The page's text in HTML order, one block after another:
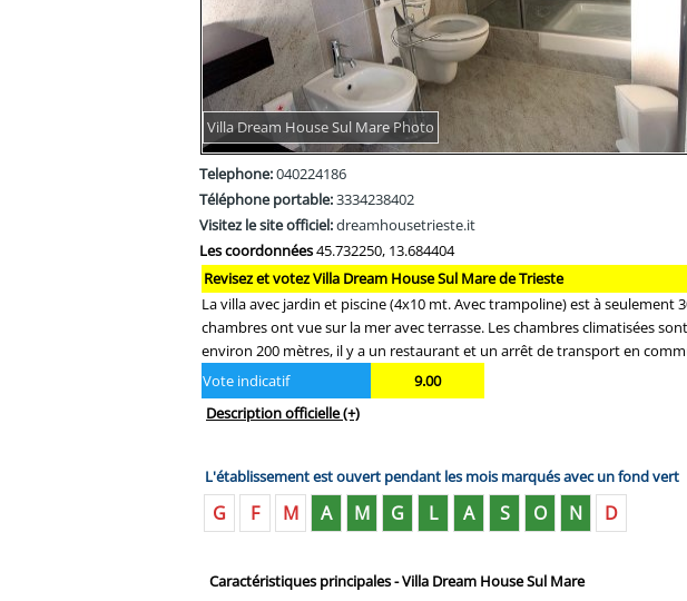
Villa Dream House Sul Mare Photo
Telephone:040224186
Téléphone portable:3334238402
Visitez le site officiel:dreamhousetrieste.it
Les coordonnées45.732250, 13.684404
Revisez et votez Villa Dream House Sul Mare de Trieste
La villa avec jardin et piscine (4x10 mt. Avec trampoline) est à
chambres ont vue sur la mer avec terrasse. Les chambres climatisées
environ 200 mètres, il y a un restaurant et un arrêt de transport en
Vote indicatif
9.00
Description officielle(+)
L'établissement est ouvert pendant les mois marqués avec un fond vert
G F M A M G L A S O N D
Caractéristiques principales - Villa Dream House Sul Mare